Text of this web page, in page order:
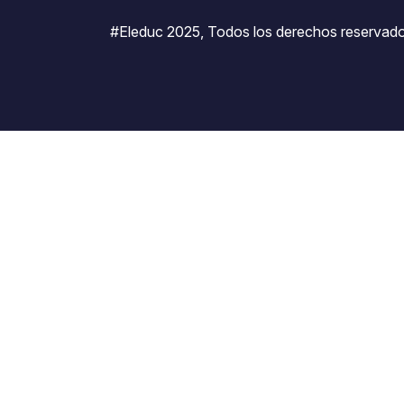
#Eleduc 2025, Todos los derechos